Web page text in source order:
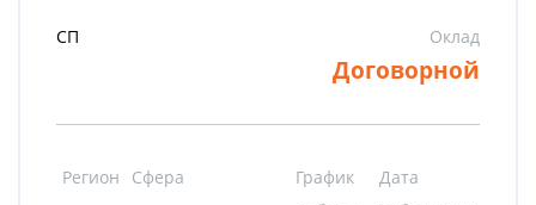
СП Оклад
Договорной
Регион Сфера
График
Дата